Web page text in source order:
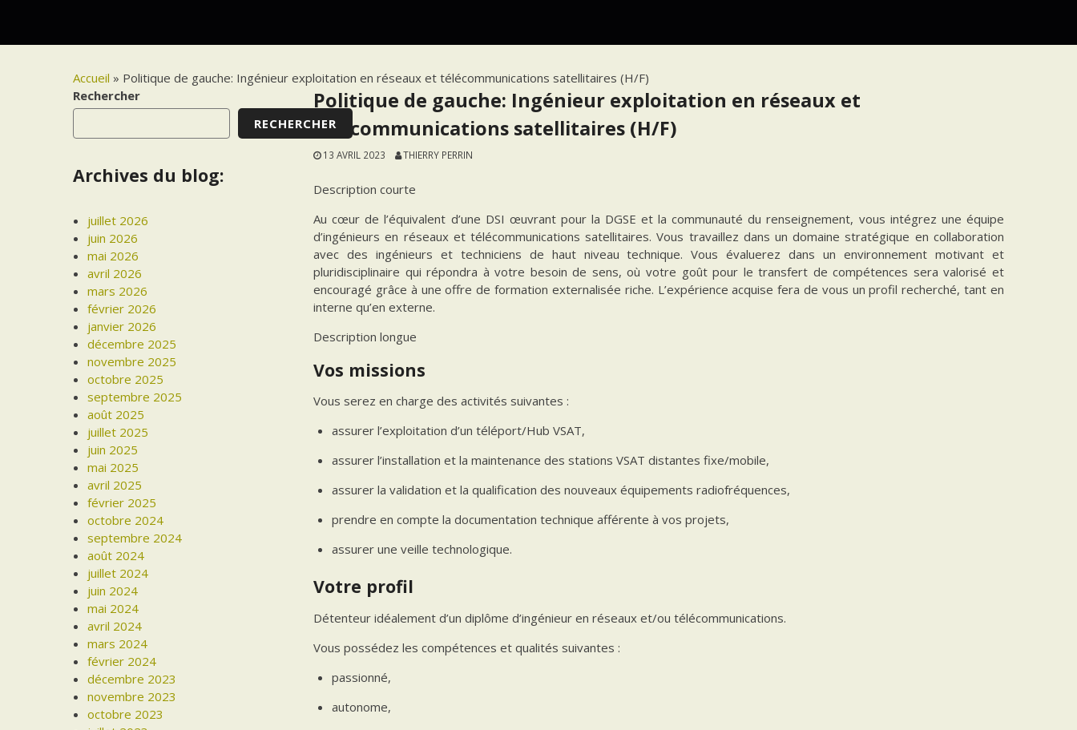
Accueil » Politique de gauche: Ingénieur exploitation en réseaux et télécommunications satellitaires (H/F)
Politique de gauche: Ingénieur exploitation en réseaux et
télécommunications satellitaires (H/F)
13 AVRIL 2023 THIERRY PERRIN
Description courte
Au cœur de l’équivalent d’une DSI œuvrant pour la DGSE et la communauté du renseignement, vous intégrez une équipe
d’ingénieurs en réseaux et télécommunications satellitaires. Vous travaillez dans un domaine stratégique en collaboration
avec des ingénieurs et techniciens de haut niveau technique. Vous évaluerez dans un environnement motivant et
pluridisciplinaire qui répondra à votre besoin de sens, où votre goût pour le transfert de compétences sera valorisé et
encouragé grâce à une offre de formation externalisée riche. L’expérience acquise fera de vous un profil recherché, tant en
interne qu’en externe.
Description longue
Vos missions
Vous serez en charge des activités suivantes :
assurer l’exploitation d’un téléport/Hub VSAT,
assurer l’installation et la maintenance des stations VSAT distantes fixe/mobile,
assurer la validation et la qualification des nouveaux équipements radiofréquences,
prendre en compte la documentation technique afférente à vos projets,
assurer une veille technologique.
Votre profil
Détenteur idéalement d’un diplôme d’ingénieur en réseaux et/ou télécommunications.
Vous possédez les compétences et qualités suivantes :
passionné,
autonome,
Rechercher
RECHERCHER
Archives du blog:
juillet 2026
juin 2026
mai 2026
avril 2026
mars 2026
février 2026
janvier 2026
décembre 2025
novembre 2025
octobre 2025
septembre 2025
août 2025
juillet 2025
juin 2025
mai 2025
avril 2025
février 2025
octobre 2024
septembre 2024
août 2024
juillet 2024
juin 2024
mai 2024
avril 2024
mars 2024
février 2024
décembre 2023
novembre 2023
octobre 2023